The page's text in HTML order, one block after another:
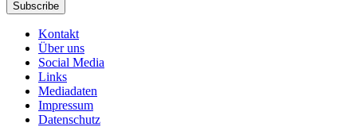
Kontakt
Über uns
Social Media
Links
Mediadaten
Impressum
Datenschutz